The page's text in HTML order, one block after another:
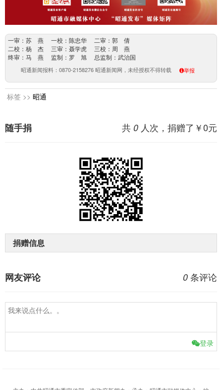
一审：苏 燕 一校：陈忠华 二审：郭 倩
二校：杨 杰 三审：聂学虎 三校：周 燕
终审：马 燕 监制：罗 旭 总监制：武治国
昭通新闻报料：0870-2158276 昭通新闻网，未经授权不得转载 举报
标签 >> 昭通
共 0 人次，捐赠了￥0元
随手捐
捐赠信息
0 条评论
网友评论
登录